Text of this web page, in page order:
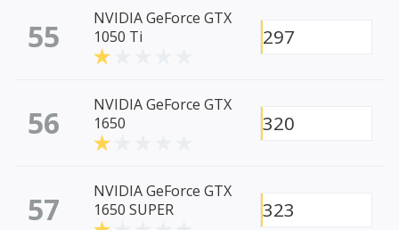
55
NVIDIA GeForce GTX
1050 Ti
297
56
NVIDIA GeForce GTX
1650
320
57
NVIDIA GeForce GTX
1650 SUPER
323